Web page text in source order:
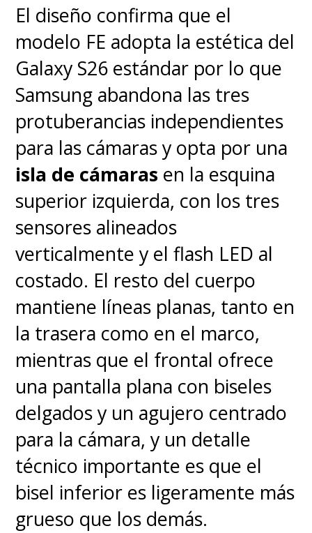
El diseño confirma que el
modelo FE adopta la estética del
Galaxy S26 estándar por lo que
Samsung abandona las tres
protuberancias independientes
para las cámaras y opta por una
isla de cámaras en la esquina
superior izquierda, con los tres
sensores alineados
verticalmente y el flash LED al
costado. El resto del cuerpo
mantiene líneas planas, tanto en
la trasera como en el marco,
mientras que el frontal ofrece
una pantalla plana con biseles
delgados y un agujero centrado
para la cámara, y un detalle
técnico importante es que el
bisel inferior es ligeramente más
grueso que los demás.